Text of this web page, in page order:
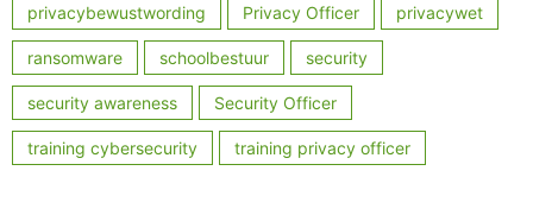
privacybewustwording Privacy Officer privacywet
ransomware schoolbestuur security
security awareness Security Officer
training cybersecurity training privacy officer